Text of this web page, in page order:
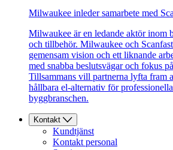
Milwaukee inleder samarbete med
Milwaukee är en ledande aktör inom
och tillbehör. Milwaukee och
gemensam vision och ett liknande
med snabba beslutsvägar och fokus
Tillsammans vill partnerna lyfta fram
hållbara el-alternativ för
byggbranschen.
Kontakt
Kundtjänst
Kontakt personal